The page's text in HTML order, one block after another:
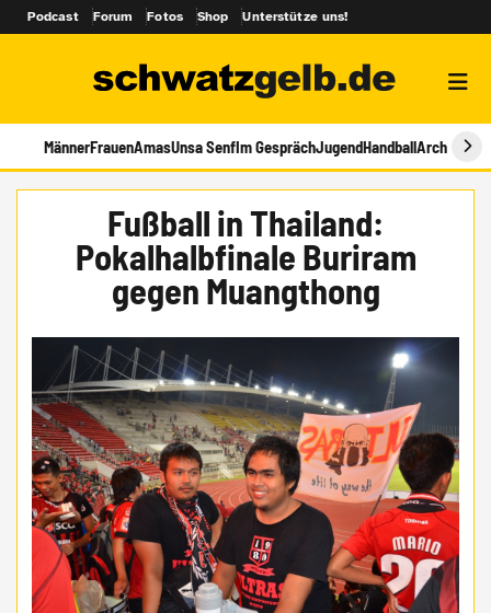
Podcast Forum Fotos Shop Unterstütze uns!
MännerFrauenAmasUnsa SenfIm GesprächJugendHandballArchiv
Fußball in Thailand:
Pokalhalbfinale Buriram
gegen Muangthong